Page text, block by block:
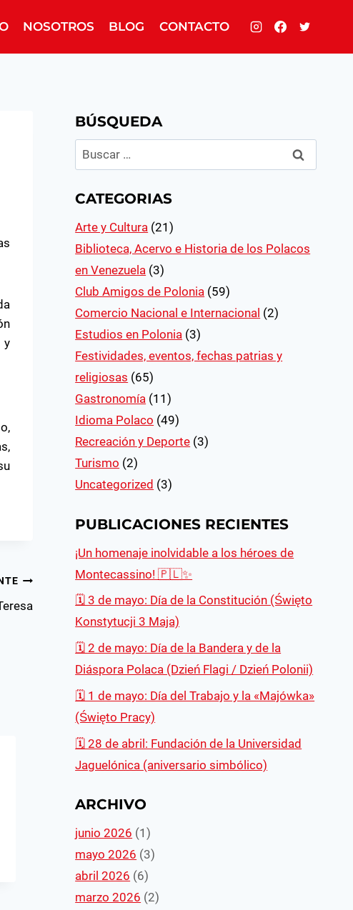
NOSOTROS BLOG CONTACTO
y
BÚSQUEDA
Buscar:
CATEGORIAS
Arte y Cultura (21)
Biblioteca, Acervo e Historia de los Polacos
en Venezuela (3)
Club Amigos de Polonia (59)
Comercio Nacional e Internacional (2)
Estudios en Polonia (3)
Festividades, eventos, fechas patrias y
religiosas (65)
Gastronomía (11)
Idioma Polaco (49)
Recreación y Deporte (3)
Turismo (2)
Uncategorized (3)
PUBLICACIONES RECIENTES
¡Un homenaje inolvidable a los héroes de
Montecassino! 🇵🇱✨
🗓 3 de mayo: Día de la Constitución (Święto
Konstytucji 3 Maja)
🗓 2 de mayo: Día de la Bandera y de la
Diáspora Polaca (Dzień Flagi / Dzień Polonii)
🗓 1 de mayo: Día del Trabajo y la «Majówka»
(Święto Pracy)
🗓️ 28 de abril: Fundación de la Universidad
Jaguelónica (aniversario simbólico)
ARCHIVO
junio 2026 (1)
mayo 2026 (3)
abril 2026 (6)
marzo 2026 (2)